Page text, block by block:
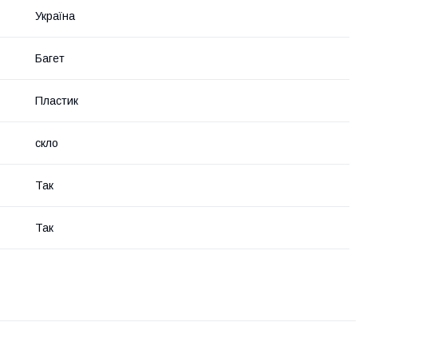
Україна
Багет
Пластик
скло
Так
Так